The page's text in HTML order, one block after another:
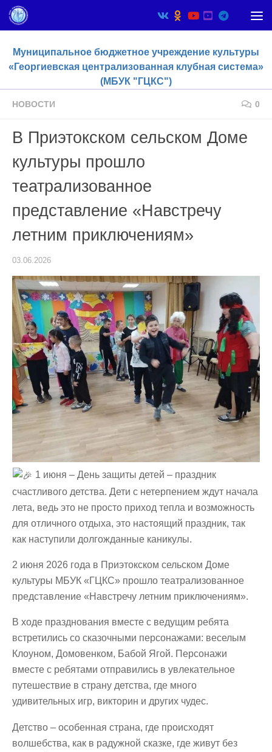
Skip to content
Муниципальное бюджетное учреждение культуры
«Георгиевская централизованная клубная система»
(МБУК "ГЦКС")
НОВОСТИ 0
В Приэтокском сельском Доме
культуры прошло
театрализованное
представление «Навстречу
летним приключениям»
03.06.2026
1 июня – День защиты детей – праздник
счастливого детства. Дети с нетерпением ждут начала
лета, ведь это не просто приход тепла и возможность
для отличного отдыха, это настоящий праздник, так
как наступили долгожданные каникулы.
2 июня 2026 года в Приэтокском сельском Доме
культуры МБУК «ГЦКС» прошло театрализованное
представление «Навстречу летним приключениям».
В ходе празднования вместе с ведущим ребята
встретились со сказочными персонажами: веселым
Клоуном, Домовенком, Бабой Ягой. Персонажи
вместе с ребятами отправились в увлекательное
путешествие в страну детства, где много
удивительных игр, викторин и других чудес.
Детство – особенная страна, где происходят
волшебства, как в радужной сказке, где живут без